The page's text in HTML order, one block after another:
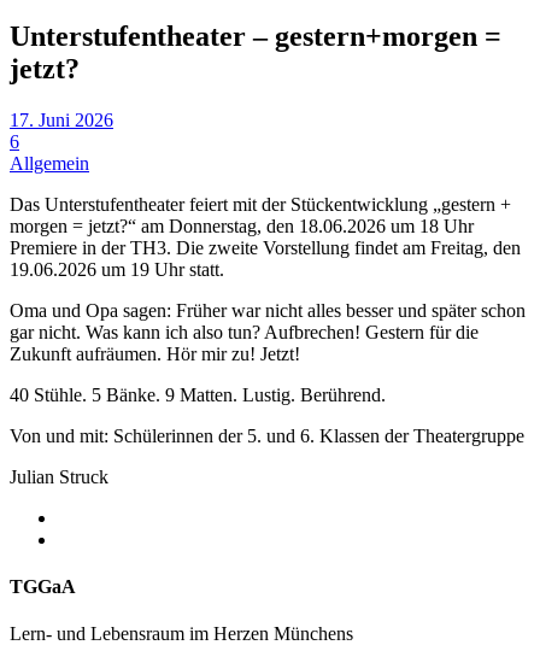
Unterstufentheater – gestern+morgen =
jetzt?
17. Juni 2026
6
Allgemein
Das Unterstufentheater feiert mit der Stückentwicklung „gestern +
morgen = jetzt?“ am Donnerstag, den 18.06.2026 um 18 Uhr
Premiere in der TH3. Die zweite Vorstellung findet am Freitag, den
19.06.2026 um 19 Uhr statt.
Oma und Opa sagen: Früher war nicht alles besser und später schon
gar nicht. Was kann ich also tun? Aufbrechen! Gestern für die
Zukunft aufräumen. Hör mir zu! Jetzt!
40 Stühle. 5 Bänke. 9 Matten. Lustig. Berührend.
Von und mit: Schülerinnen der 5. und 6. Klassen der Theatergruppe
Julian Struck
TGGaA
Lern- und Lebensraum im Herzen Münchens